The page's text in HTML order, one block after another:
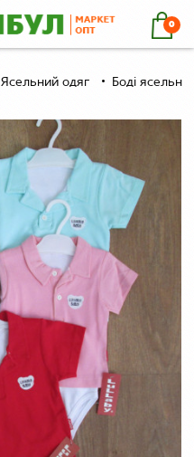
0
Ясельний одяг Боді